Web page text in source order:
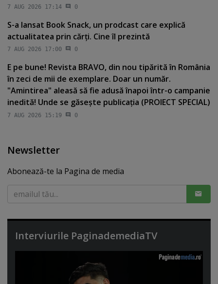
7 AUG 2026 17:14 0
S-a lansat Book Snack, un prodcast care explică
actualitatea prin cărţi. Cine îl prezintă
7 AUG 2026 17:00 0
E pe bune! Revista BRAVO, din nou tipărită în România
în zeci de mii de exemplare. Doar un număr.
"Amintirea" aleasă să fie adusă înapoi într-o campanie
inedită! Unde se găseşte publicaţia (PROIECT SPECIAL)
7 AUG 2026 15:19 0
Newsletter
Abonează-te la Pagina de media
Interviurile PaginademediaTV